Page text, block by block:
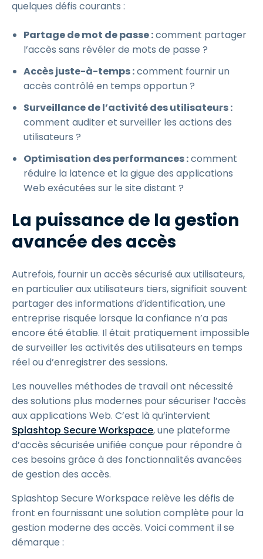
quelques défis courants :
Partage de mot de passe :comment partager
l’accès sans révéler de mots de passe ?
Accès juste-à-temps :comment fournir un
accès contrôlé en temps opportun ?
Surveillance de l’activité des utilisateurs :
comment auditer et surveiller les actions des
utilisateurs ?
Optimisation des performances :comment
réduire la latence et la gigue des applications
Web exécutées sur le site distant ?
La puissance de la gestion
avancée des accès
Autrefois, fournir un accès sécurisé aux utilisateurs,
en particulier aux utilisateurs tiers, signifiait souvent
partager des informations d’identification, une
entreprise risquée lorsque la confiance n’a pas
encore été établie. Il était pratiquement impossible
de surveiller les activités des utilisateurs en temps
réel ou d’enregistrer des sessions.
Les nouvelles méthodes de travail ont nécessité
des solutions plus modernes pour sécuriser l’accès
aux applications Web. C’est là qu’intervient
Splashtop Secure Workspace, une plateforme
d’accès sécurisée unifiée conçue pour répondre à
ces besoins grâce à des fonctionnalités avancées
de gestion des accès.
Splashtop Secure Workspace relève les défis de
front en fournissant une solution complète pour la
gestion moderne des accès. Voici comment il se
démarque :